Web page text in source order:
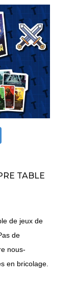
TABLE
de jeux de
de
nous-
en bricolage.